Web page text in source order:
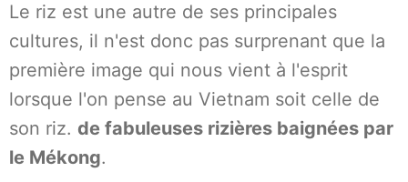
Le riz est une autre de ses principales
cultures, il n'est donc pas surprenant que la
première image qui nous vient à l'esprit
lorsque l'on pense au Vietnam soit celle de
son riz. de fabuleuses rizières baignées par
le Mékong.